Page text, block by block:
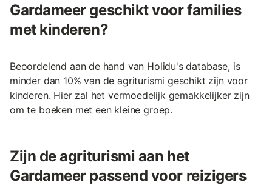
Gardameer geschikt voor families
met kinderen?
Beoordelend aan de hand van Holidu's database, is
minder dan 10% van de agriturismi geschikt zijn voor
kinderen. Hier zal het vermoedelijk gemakkelijker zijn
om te boeken met een kleine groep.
Zijn de agriturismi aan het
Gardameer passend voor reizigers